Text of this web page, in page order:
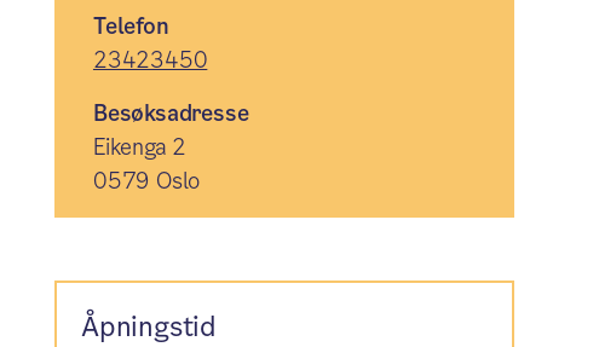
Telefon
23423450
Besøksadresse
Eikenga 2
0579 Oslo
Åpningstid